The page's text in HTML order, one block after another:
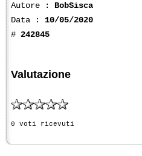
Autore : BobSisca
Data : 10/05/2020
# 242845
Valutazione
0 voti ricevuti